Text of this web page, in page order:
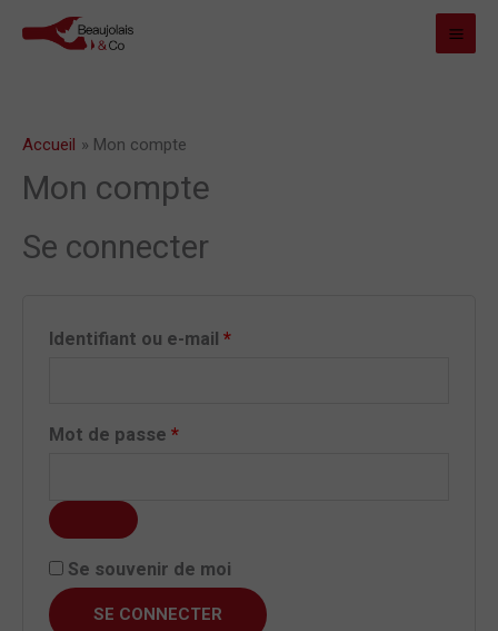
Accueil Mon compte
Mon compte
Se connecter
Identifiant ou e-mail *
Mot de passe *
Obligatoire
Se souvenir de moi
SE CONNECTER